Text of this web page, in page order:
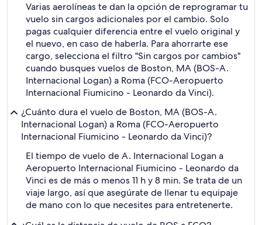
Varias aerolíneas te dan la opción de reprogramar tu
vuelo sin cargos adicionales por el cambio. Solo
pagas cualquier diferencia entre el vuelo original y
el nuevo, en caso de haberla. Para ahorrarte ese
cargo, selecciona el filtro "Sin cargos por cambios"
cuando busques vuelos de Boston, MA (BOS-A.
Internacional Logan) a Roma (FCO-Aeropuerto
Internacional Fiumicino - Leonardo da Vinci).
¿Cuánto dura el vuelo de Boston, MA (BOS-A.
Internacional Logan) a Roma (FCO-Aeropuerto
Internacional Fiumicino - Leonardo da Vinci)?
El tiempo de vuelo de A. Internacional Logan a
Aeropuerto Internacional Fiumicino - Leonardo da
Vinci es de más o menos 11 h y 8 min. Se trata de un
viaje largo, así que asegúrate de llenar tu equipaje
de mano con lo que necesites para entretenerte.